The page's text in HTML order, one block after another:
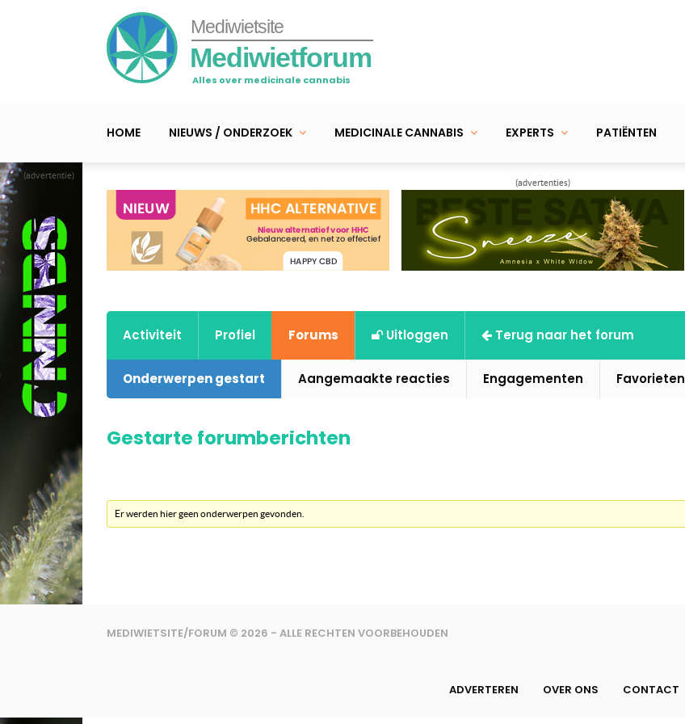
(advertentie)
Mediwietsite
Mediwietforum
Alles over medicinale cannabis
HOME NIEUWS / ONDERZOEK MEDICINALE CANNABIS EXPERTS PATIËNTEN
(advertenties)
Activiteit Profiel Forums Uitloggen Terug naar het forum
Onderwerpen gestart Aangemaakte reacties Engagementen Favorieten
Gestarte forumberichten
Er werden hier geen onderwerpen gevonden.
MEDIWIETSITE/FORUM © 2026 - ALLE RECHTEN VOORBEHOUDEN
ADVERTEREN OVER ONS CONTACT